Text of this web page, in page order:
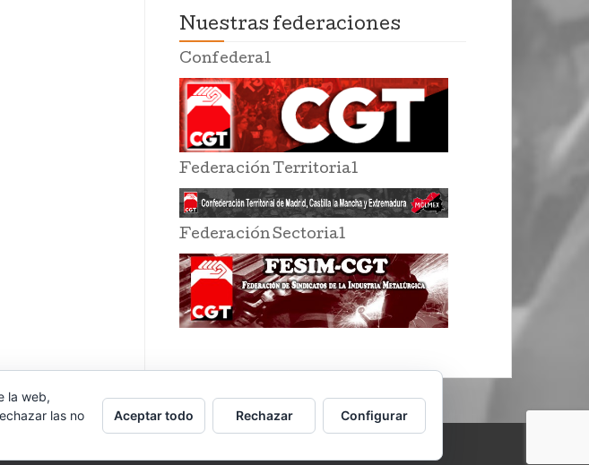
Nuestras federaciones
Confederal
Federación Territorial
Federación Sectorial
la web,
las no
Aceptar todo Rechazar Configurar